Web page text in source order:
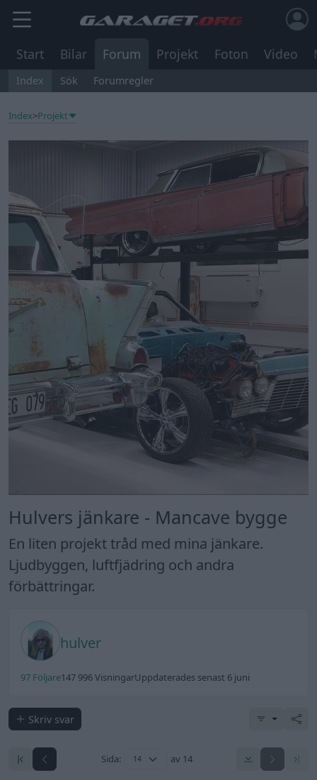
Start Bilar Forum Projekt Foton Video
Index Sök Forumregler
Index>Projekt
Hulvers jänkare - Mancave bygge
En liten projekt tråd med mina jänkare.
Ljudbyggen, luftfjädring och andra
förbättringar.
hulver
97 Följare147 996 VisningarUppdaterades senast 6 juni
Skriv svar
Sida: av 14